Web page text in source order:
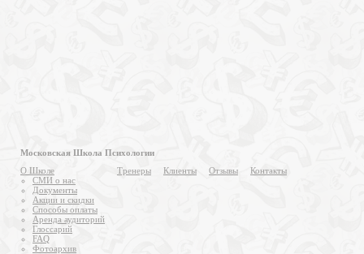
Московская Школа Психологии
О Школе
СМИ о нас
Документы
Акции и скидки
Способы оплаты
Аренда аудиторий
Глоссарий
FAQ
Фотоархив
Тренеры Клиенты Отзывы Контакты